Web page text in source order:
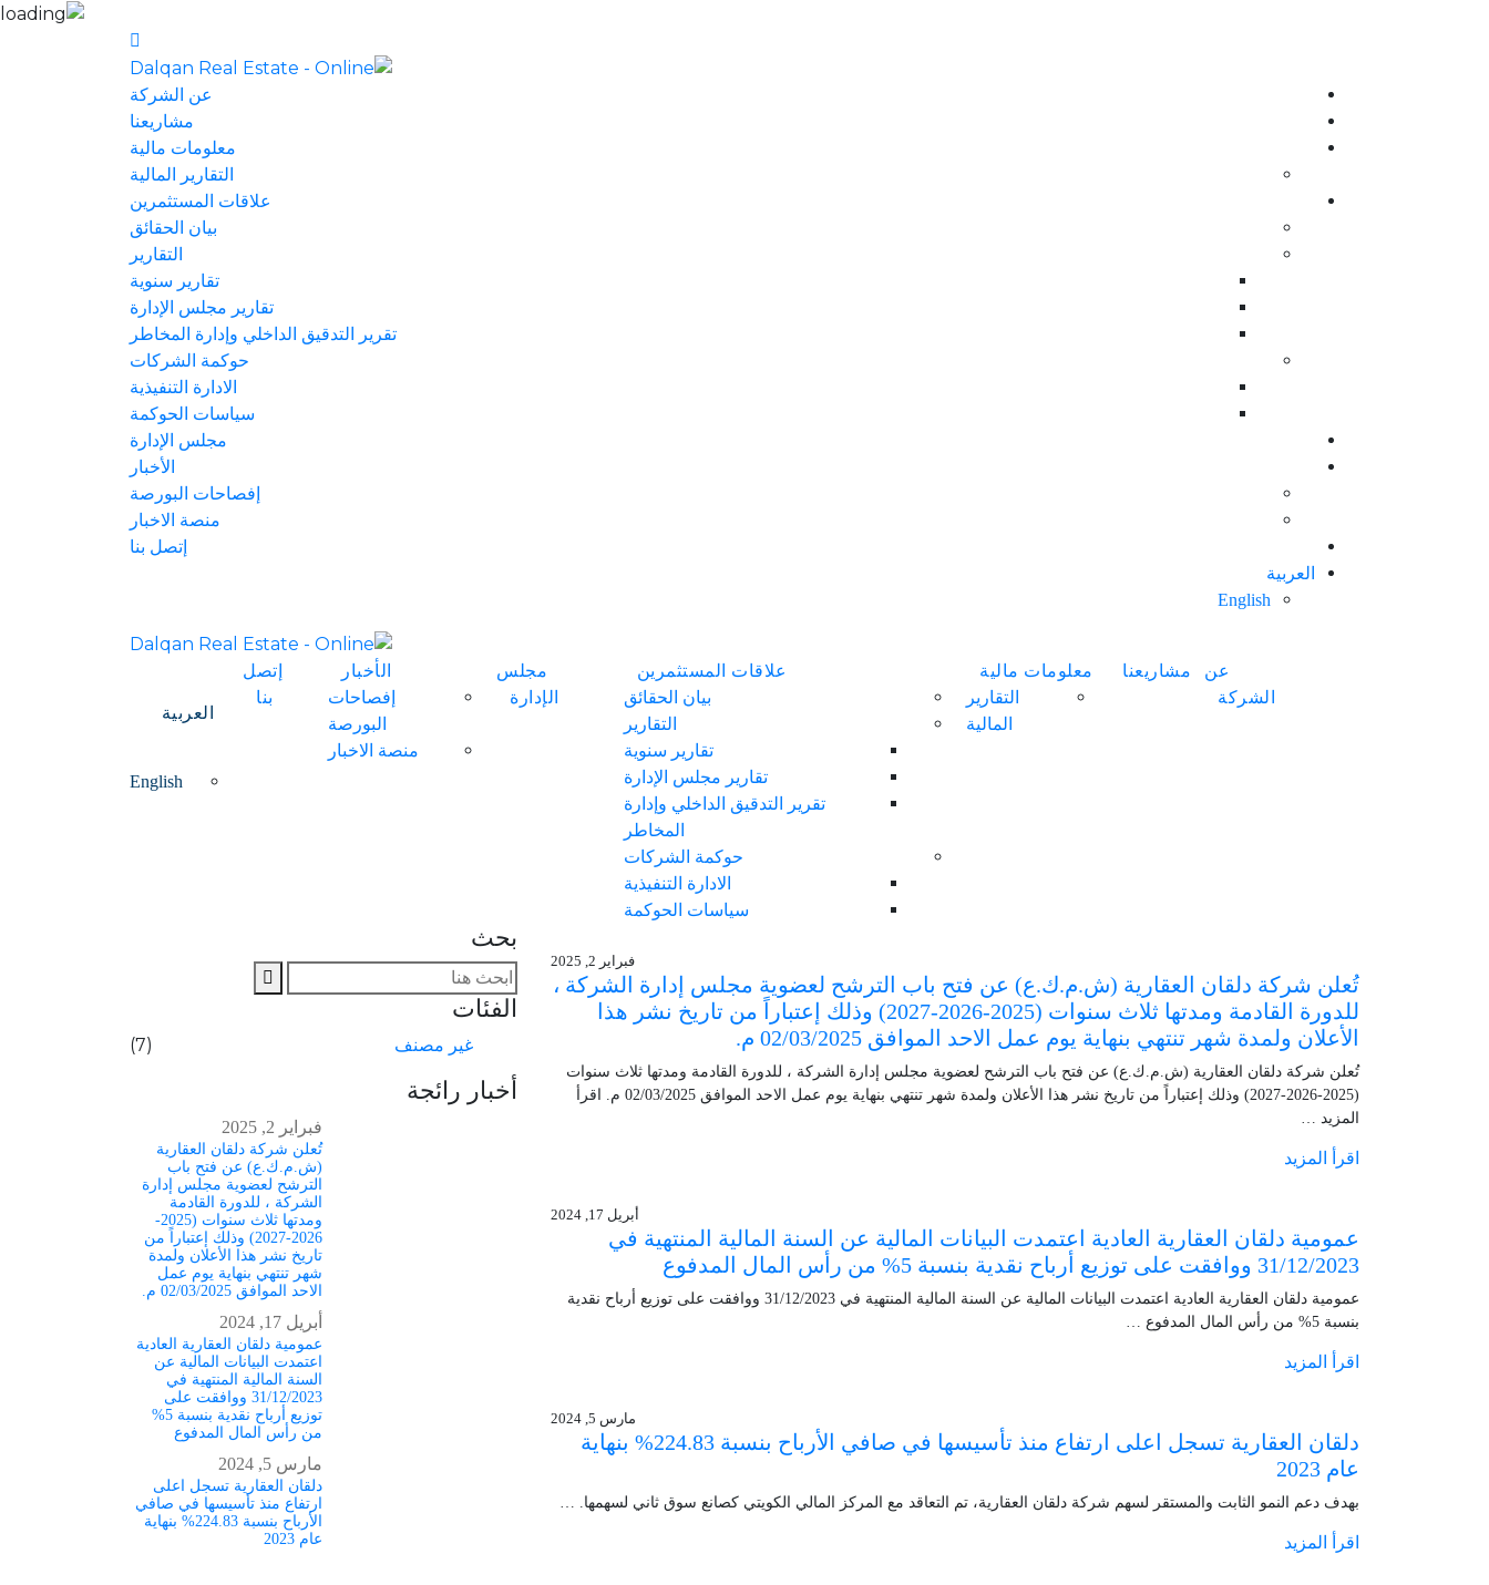
عن الشركة
مشاريعنا
معلومات مالية
التقارير المالية
علاقات المستثمرين
بيان الحقائق
التقارير
تقارير سنوية
تقارير مجلس الإدارة
تقرير التدقيق الداخلي وإدارة المخاطر
حوكمة الشركات
الادارة التنفيذية
سياسات الحوكمة
مجلس الإدارة
الأخبار
إفصاحات البورصة
منصة الاخبار
إتصل بنا
العربية
English
عن
الشركة
مشاريعنا
معلومات مالية
التقارير
المالية
علاقات المستثمرين
بيان الحقائق
التقارير
تقارير سنوية
تقارير مجلس الإدارة
تقرير التدقيق الداخلي وإدارة
المخاطر
حوكمة الشركات
الادارة التنفيذية
سياسات الحوكمة
مجلس
الإدارة
الأخبار
إفصاحات
البورصة
منصة الاخبار
إتصل
بنا
العربية
English
فبراير 2, 2025
تُعلن شركة دلقان العقارية (ش.م.ك.ع) عن فتح باب الترشح لعضوية مجلس إدارة الشركة ،
للدورة القادمة ومدتها ثلاث سنوات (2025-2026-2027) وذلك إعتباراً من تاريخ نشر هذا
الأعلان ولمدة شهر تنتهي بنهاية يوم عمل الاحد الموافق 02/03/2025 م.
تُعلن شركة دلقان العقارية (ش.م.ك.ع) عن فتح باب الترشح لعضوية مجلس إدارة الشركة ، للدورة القادمة ومدتها ثلاث سنوات
(2025-2026-2027) وذلك إعتباراً من تاريخ نشر هذا الأعلان ولمدة شهر تنتهي بنهاية يوم عمل الاحد الموافق 02/03/2025 م. اقرأ
المزيد …
اقرأ المزيد
أبريل 17, 2024
عمومية دلقان العقارية العادية اعتمدت البيانات المالية عن السنة المالية المنتهية في
31/12/2023 ووافقت على توزيع أرباح نقدية بنسبة 5% من رأس المال المدفوع
عمومية دلقان العقارية العادية اعتمدت البيانات المالية عن السنة المالية المنتهية في 31/12/2023 ووافقت على توزيع أرباح نقدية
بنسبة 5% من رأس المال المدفوع …
اقرأ المزيد
مارس 5, 2024
دلقان العقارية تسجل اعلى ارتفاع منذ تأسيسها في صافي الأرباح بنسبة 224.83% بنهاية
عام 2023
بهدف دعم النمو الثابت والمستقر لسهم شركة دلقان العقارية، تم التعاقد مع المركز المالي الكويتي كصانع سوق ثاني لسهمها. …
اقرأ المزيد
بحث
الفئات
غير مصنف (7)
أخبار رائجة
فبراير 2, 2025
تُعلن شركة دلقان العقارية
(ش.م.ك.ع) عن فتح باب
الترشح لعضوية مجلس إدارة
الشركة ، للدورة القادمة
ومدتها ثلاث سنوات (2025-
2026-2027) وذلك إعتباراً من
تاريخ نشر هذا الأعلان ولمدة
شهر تنتهي بنهاية يوم عمل
الاحد الموافق 02/03/2025 م.
أبريل 17, 2024
عمومية دلقان العقارية العادية
اعتمدت البيانات المالية عن
السنة المالية المنتهية في
31/12/2023 ووافقت على
توزيع أرباح نقدية بنسبة 5%
من رأس المال المدفوع
مارس 5, 2024
دلقان العقارية تسجل اعلى
ارتفاع منذ تأسيسها في صافي
الأرباح بنسبة 224.83% بنهاية
عام 2023